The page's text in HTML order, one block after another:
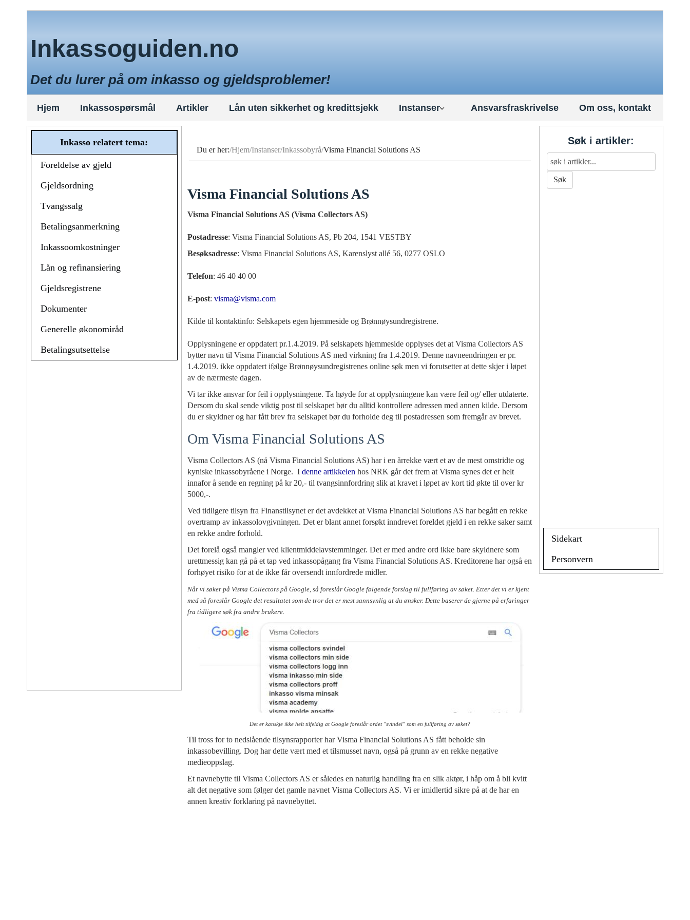
Inkassoguiden.no
Det du lurer på om inkasso og gjeldsproblemer!
Hjem Inkassospørsmål Artikler Lån uten sikkerhet og kredittsjekk Instanser Ansvarsfraskrivelse Om oss, kontakt
Inkasso relatert tema:
Foreldelse av gjeld
Gjeldsordning
Tvangssalg
Betalingsanmerkning
Inkassoomkostninger
Lån og refinansiering
Gjeldsregistrene
Dokumenter
Generelle økonomiråd
Betalingsutsettelse
Du er her: Hjem Instanser Inkassobyrå Visma Financial Solutions AS
Visma Financial Solutions AS
Visma Financial Solutions AS (Visma Collectors AS)
Postadresse: Visma Financial Solutions AS, Pb 204, 1541 VESTBY
Besøksadresse: Visma Financial Solutions AS, Karenslyst allé 56, 0277 OSLO
Telefon: 46 40 40 00
E-post: visma@visma.com
Kilde til kontaktinfo: Selskapets egen hjemmeside og Brønnøysundregistrene.
Opplysningene er oppdatert pr.1.4.2019. På selskapets hjemmeside opplyses det at Visma Collectors AS
bytter navn til Visma Financial Solutions AS med virkning fra 1.4.2019. Denne navneendringen er pr.
1.4.2019. ikke oppdatert ifølge Brønnøysundregistrenes online søk men vi forutsetter at dette skjer i løpet
av de nærmeste dagen.
Vi tar ikke ansvar for feil i opplysningene. Ta høyde for at opplysningene kan være feil og/ eller utdaterte.
Dersom du skal sende viktig post til selskapet bør du alltid kontrollere adressen med annen kilde. Dersom
du er skyldner og har fått brev fra selskapet bør du forholde deg til postadressen som fremgår av brevet.
Om Visma Financial Solutions AS
Visma Collectors AS (nå Visma Financial Solutions AS) har i en årrekke vært et av de mest omstridte og
kyniske inkassobyråene i Norge. I denne artikkelen hos NRK går det frem at Visma synes det er helt
innafor å sende en regning på kr 20,- til tvangsinnfordring slik at kravet i løpet av kort tid økte til over kr
5000,-.
Ved tidligere tilsyn fra Finanstilsynet er det avdekket at Visma Financial Solutions AS har begått en rekke
overtramp av inkassolovgivningen. Det er blant annet forsøkt inndrevet foreldet gjeld i en rekke saker samt
en rekke andre forhold.
Det forelå også mangler ved klientmiddelavstemminger. Det er med andre ord ikke bare skyldnere som
urettmessig kan gå på et tap ved inkassopågang fra Visma Financial Solutions AS. Kreditorene har også en
forhøyet risiko for at de ikke får oversendt innfordrede midler.
Når vi søker på Visma Collectors på Google, så foreslår Google følgende forslag til fullføring av søket. Etter det vi er kjent
med så foreslår Google det resultatet som de tror det er mest sannsynlig at du ønsker. Dette baserer de gjerne på erfaringer
fra tidligere søk fra andre brukere.
Det er kanskje ikke helt tilfeldig at Google foreslår ordet "svindel" som en fullføring av søket?
Til tross for to nedslående tilsynsrapporter har Visma Financial Solutions AS fått beholde sin
inkassobevilling. Dog har dette vært med et tilsmusset navn, også på grunn av en rekke negative
medieoppslag.
Et navnebytte til Visma Collectors AS er således en naturlig handling fra en slik aktør, i håp om å bli kvitt
alt det negative som følger det gamle navnet Visma Collectors AS. Vi er imidlertid sikre på at de har en
annen kreativ forklaring på navnebyttet.
Søk i artikler:
Sidekart
Personvern